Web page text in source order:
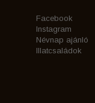
Facebook
Instagram
Névnap ajánló
Illatcsaládok